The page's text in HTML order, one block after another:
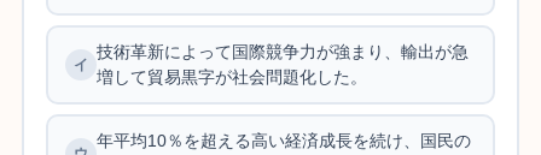
技術革新によって国際競争力が強まり、輸出が急
増して貿易黒字が社会問題化した。
年平均10％を超える高い経済成長を続け、国民の